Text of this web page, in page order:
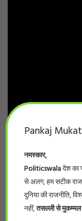
ARCHIVES
Archives
Pankaj
नमस्कार,
Politicswalaदेश का
से अलग, हम सटीक
दुनिया की राजनीति,
नहीं,तसल्ली से